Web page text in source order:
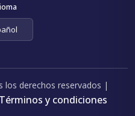
los derechos reservados |
Términos y condiciones